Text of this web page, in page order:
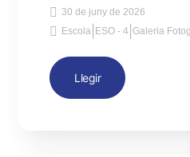
30 de juny de 2026
Escola ESO - 4 |Galeria
Llegir